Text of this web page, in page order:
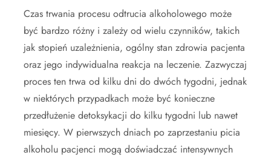
Czas trwania procesu odtrucia alkoholowego może
być bardzo różny i zależy od wielu czynników, takich
jak stopień uzależnienia, ogólny stan zdrowia pacjenta
oraz jego indywidualna reakcja na leczenie. Zazwyczaj
proces ten trwa od kilku dni do dwóch tygodni, jednak
w niektórych przypadkach może być konieczne
przedłużenie detoksykacji do kilku tygodni lub nawet
miesięcy. W pierwszych dniach po zaprzestaniu picia
alkoholu pacjenci mogą doświadczać intensywnych